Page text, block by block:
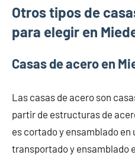
Otros tipos de
para elegir en
Casas de acero en
Las casas de acero son
partir de estructuras de
es cortado y ensamblado
transportado y ensamblado